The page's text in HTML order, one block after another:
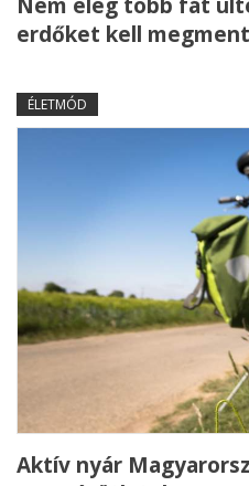
erdőket kell
ÉLETMÓD
Aktív nyár